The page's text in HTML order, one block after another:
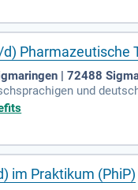
Pharmazeutische
| 72488
und
Biologie/
im Praktikum (PhiP)